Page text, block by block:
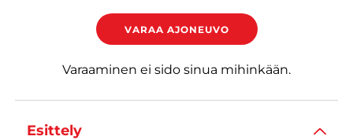
VARAA AJONEUVO
Varaaminen ei sido sinua mihinkään.
Esittely